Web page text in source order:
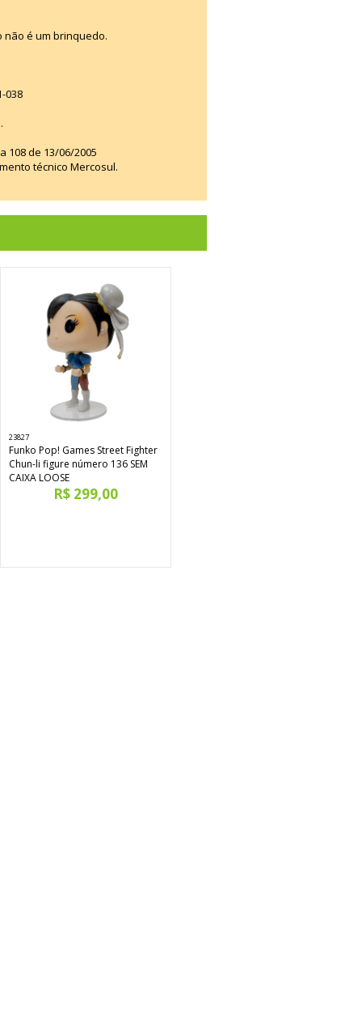
não é um brinquedo.
038
108 de 13/06/2005
técnico Mercosul.
23827
Funko Pop! Games Street Fighter
Chun-li figure número 136 SEM
CAIXA LOOSE
R$ 299,00